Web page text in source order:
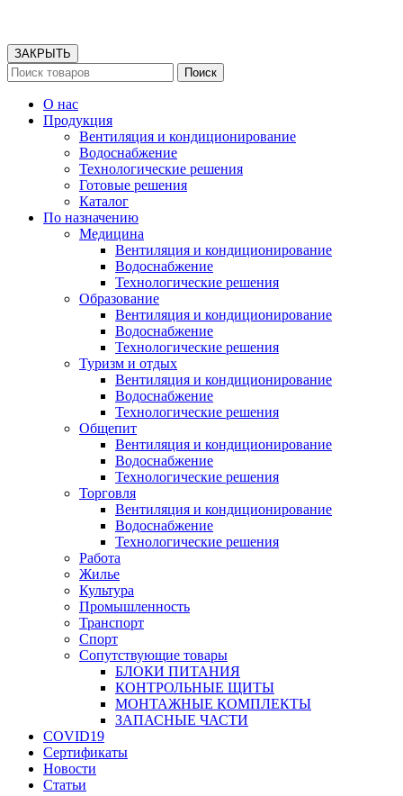
ЗАКРЫТЬ
Поиск
О нас
Продукция
Вентиляция и кондиционирование
Водоснабжение
Технологические решения
Готовые решения
Каталог
По назначению
Медицина
Вентиляция и кондиционирование
Водоснабжение
Технологические решения
Образование
Вентиляция и кондиционирование
Водоснабжение
Технологические решения
Туризм и отдых
Вентиляция и кондиционирование
Водоснабжение
Технологические решения
Общепит
Вентиляция и кондиционирование
Водоснабжение
Технологические решения
Торговля
Вентиляция и кондиционирование
Водоснабжение
Технологические решения
Работа
Жилье
Культура
Промышленность
Транспорт
Спорт
Сопутствующие товары
БЛОКИ ПИТАНИЯ
КОНТРОЛЬНЫЕ ЩИТЫ
МОНТАЖНЫЕ КОМПЛЕКТЫ
ЗАПАСНЫЕ ЧАСТИ
COVID19
Сертификаты
Новости
Статьи